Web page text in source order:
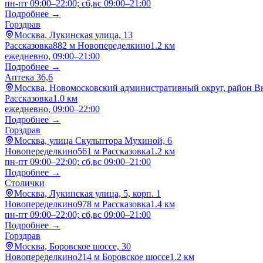
пн-пт 09:00–22:00; сб,вс 09:00–21:00
Подробнее →
Горздрав
Москва, Лукинская улица, 13
Рассказовка882 м Новопеределкино1.2 км
ежедневно, 09:00–21:00
Подробнее →
Аптека 36,6
Москва, Новомосковский административный округ, район
Рассказовка1.0 км
ежедневно, 09:00–22:00
Подробнее →
Горздрав
Москва, улица Скульптора Мухиной, 6
Новопеределкино561 м Рассказовка1.2 км
пн-пт 09:00–22:00; сб,вс 09:00–21:00
Подробнее →
Столички
Москва, Лукинская улица, 5, корп. 1
Новопеределкино978 м Рассказовка1.4 км
пн-пт 09:00–22:00; сб,вс 09:00–21:00
Подробнее →
Горздрав
Москва, Боровское шоссе, 30
Новопеределкино214 м Боровское шоссе1.2 км